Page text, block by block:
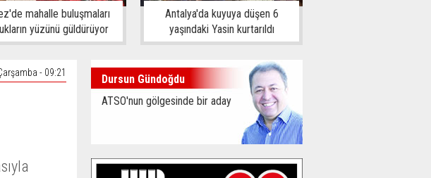
mahalle buluşmaları
yüzünü güldürüyor
Antalya'da kuyuya düşen 6
yaşındaki Yasin kurtarıldı
- 09:21
Dursun Gündoğdu
ATSO'nun gölgesinde bir aday